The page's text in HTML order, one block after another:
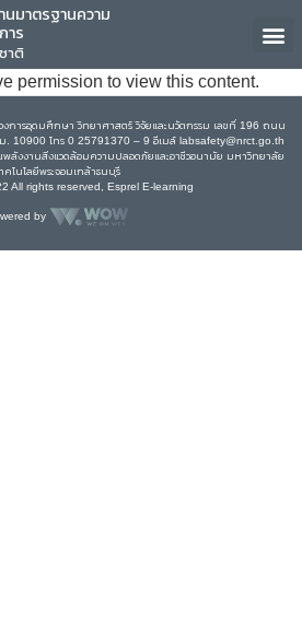
มาตรฐานความ
าร
าติ
permission to view this content.
งการอุดมศึกษา วิทยาศาสตร์ วิจัยและนวัตกรรม เลขที่ 196 ถนน
. 10900 โทร 0 25791370 – 9 อีเมล์ labsafety@nrct.go.th
ลังงานสิ่งแวดล้อมความปลอดภัยและอาชีวอนามัย มหาวิทยาลัย
คโนโลยีพระจอมเกล้าธนบุรี
All rights reserved, Esprel E-learning
by